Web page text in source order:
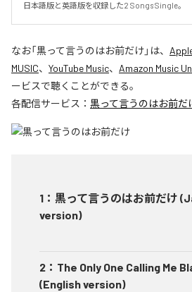
日本語版と英語版を収録した2 Songs Single。
なお「黒って言うのはお前だけ」は、
MUSIC、 YouTube Music、 Amazon Music
ービスで聴くことができる。
各配信サービス： 黒って言うのはお前だ
1 ： 黒って言うのはお前だけ
version)
2 ： The Only One Calling Me
(English version)